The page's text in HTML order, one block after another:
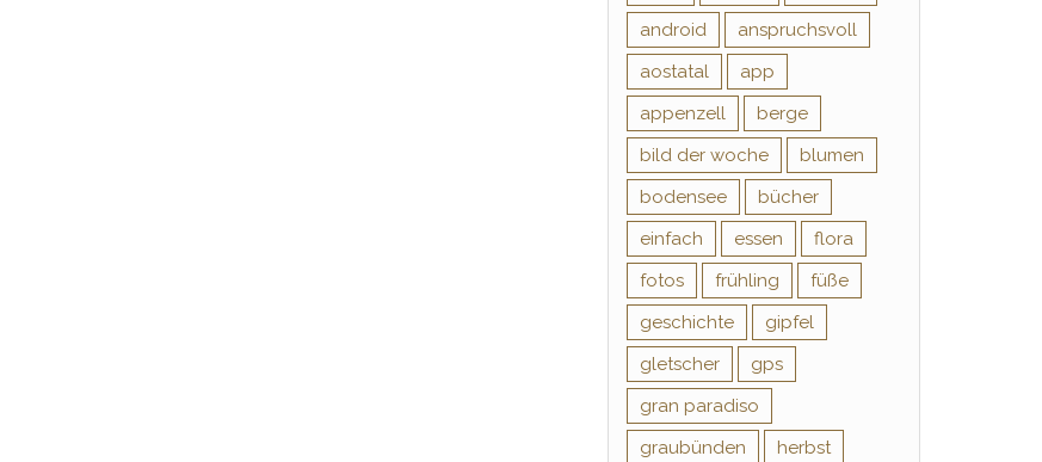
android
anspruchsvoll
aostatal
app
appenzell
berge
bild der woche
blumen
bodensee
bücher
einfach
essen
flora
fotos
frühling
füße
geschichte
gipfel
gletscher
gps
gran paradiso
graubünden
herbst